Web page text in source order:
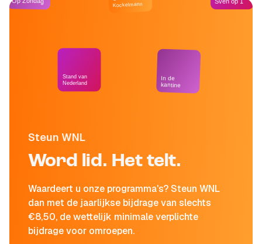
Steun WNL
Word lid. Het telt.
Waardeert u onze programma's? Steun WNL
dan met de jaarlijkse bijdrage van slechts
€8,50, de wettelijk minimale verplichte
bijdrage voor omroepen.
Stand van
Nederland
Kockelmann
In de
kantine